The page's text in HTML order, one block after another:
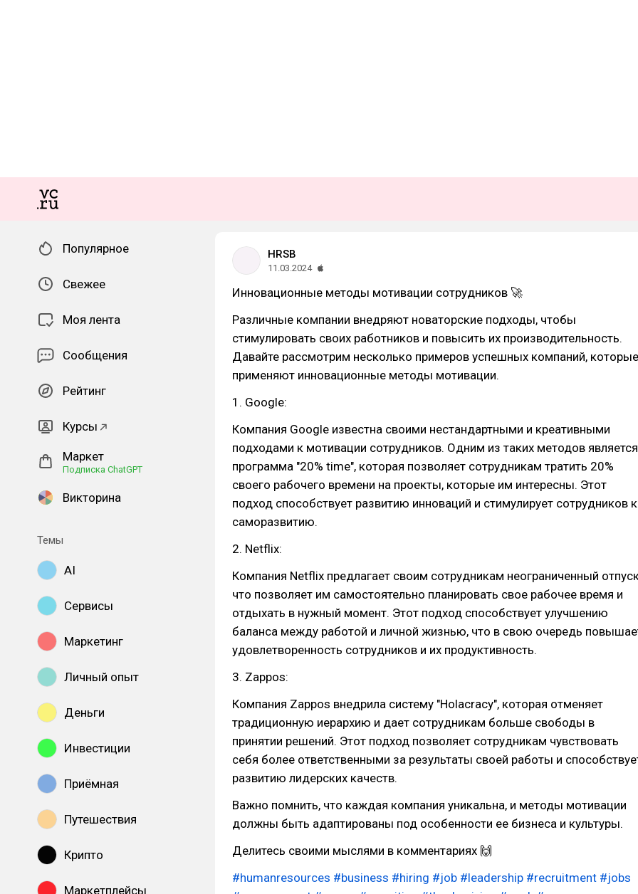
Популярное
Свежее
Моя лента
Сообщения
Рейтинг
Курсы
Маркет
Подписка ChatGPT
Викторина
Темы
AI
Сервисы
Маркетинг
Личный опыт
Деньги
Инвестиции
Приёмная
Путешествия
Крипто
Маркетплейсы
HRSB
11.03.2024
Инновационные методы мотивации сотрудников 🚀
Различные компании внедряют новаторские подходы, чтобы
стимулировать своих работников и повысить их производительность.
Давайте рассмотрим несколько примеров успешных компаний, которые
применяют инновационные методы мотивации.
1. Google:
Компания Google известна своими нестандартными и креативными
подходами к мотивации сотрудников. Одним из таких методов является
программа "20% time", которая позволяет сотрудникам тратить 20%
своего рабочего времени на проекты, которые им интересны. Этот
подход способствует развитию инноваций и стимулирует сотрудников к
саморазвитию.
2. Netflix:
Компания Netflix предлагает своим сотрудникам неограниченный
что позволяет им самостоятельно планировать свое рабочее время и
отдыхать в нужный момент. Этот подход способствует улучшению
баланса между работой и личной жизнью, что в свою очередь
удовлетворенность сотрудников и их продуктивность.
3. Zappos:
Компания Zappos внедрила систему "Holacracy", которая отменяет
традиционную иерархию и дает сотрудникам больше свободы в
принятии решений. Этот подход позволяет сотрудникам чувствовать
себя более ответственными за результаты своей работы и
развитию лидерских качеств.
Важно помнить, что каждая компания уникальна, и методы мотивации
должны быть адаптированы под особенности ее бизнеса и культуры.
Делитесь своими мыслями в комментариях 🙌
#humanresources #business #hiring #job #leadership #recruitment #jobs